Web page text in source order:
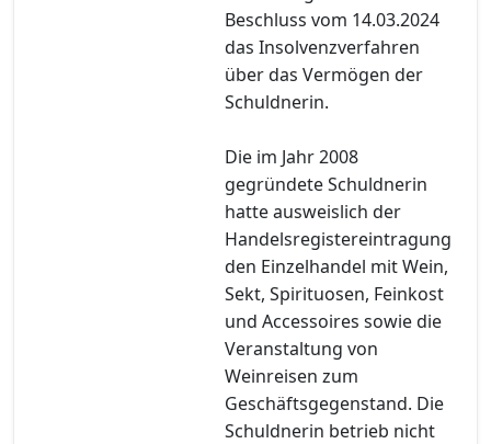
Beschluss vom 14.03.2024
das Insolvenzverfahren
über das Vermögen der
Schuldnerin.
Die im Jahr 2008
gegründete Schuldnerin
hatte ausweislich der
Handelsregistereintragung
den Einzelhandel mit Wein,
Sekt, Spirituosen, Feinkost
und Accessoires sowie die
Veranstaltung von
Weinreisen zum
Geschäftsgegenstand. Die
Schuldnerin betrieb nicht